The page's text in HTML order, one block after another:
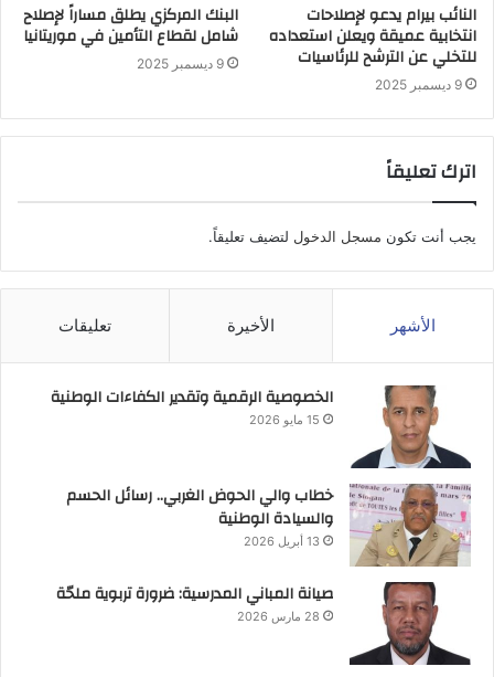
النائب بيرام يدعو لإصلاحات
انتخابية عميقة ويعلن استعداده
للتخلي عن الترشح للرئاسيات
9 ديسمبر 2025
البنك المركزي يطلق مساراً لإصلاح
شامل لقطاع التأمين في موريتانيا
9 ديسمبر 2025
اترك تعليقاً
يجب أنت تكون مسجل الدخول لتضيف تعليقاً.
الأشهر الأخيرة تعليقات
الخصوصية الرقمية وتقدير الكفاءات الوطنية
15 مايو 2026
خطاب والي الحوض الغربي.. رسائل الحسم
والسيادة الوطنية
13 أبريل 2026
صيانة المباني المدرسية: ضرورة تربوية ملحّة
28 مارس 2026